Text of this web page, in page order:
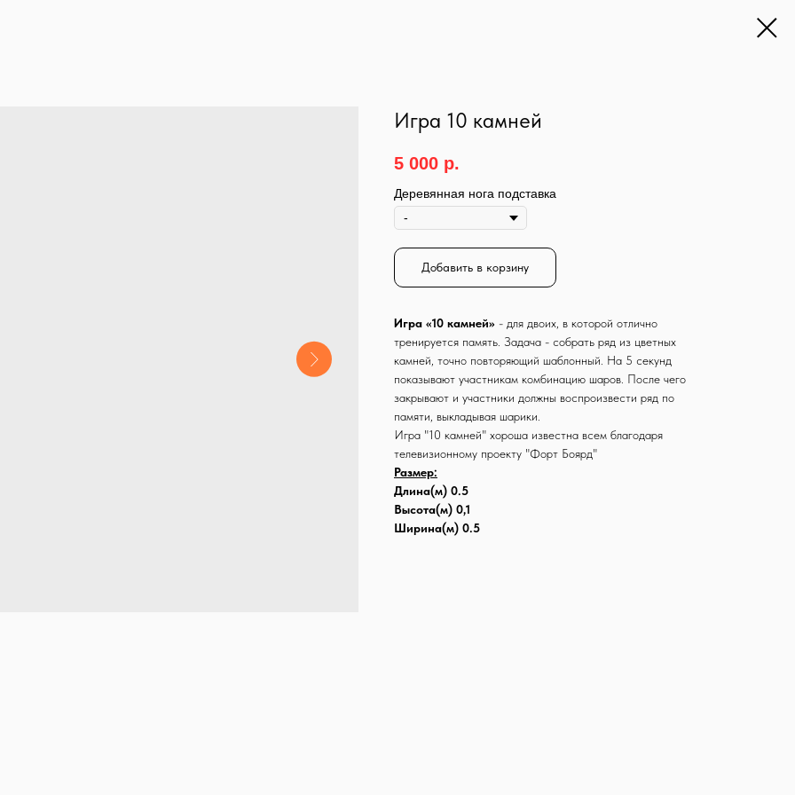
Игра 10 камней
5 000 р.
Деревянная нога подставка
Добавить в корзину
Игра «10 камней» - для двоих, в которой отлично
тренируется память. Задача - собрать ряд из цветных
камней, точно повторяющий шаблонный. На 5 секунд
показывают участникам комбинацию шаров. После чего
закрывают и участники должны воспроизвести ряд по
памяти, выкладывая шарики.
Игра "10 камней" хороша известна всем благодаря
телевизионному проекту "Форт Боярд"
Размер:
Длина(м) 0.5
Высота(м) 0,1
Ширина(м) 0.5